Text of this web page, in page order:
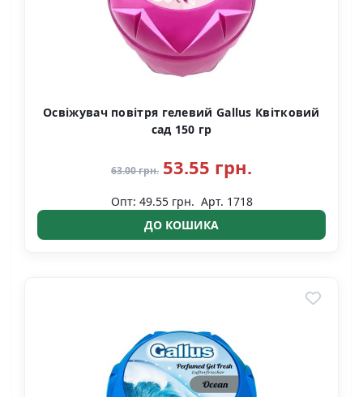
Освіжувач повітря гелевий Gallus Квітковий
сад 150 гр
63.00 грн. 53.55 грн.
Опт: 49.55 грн. Арт. 1718
ДО КОШИКА